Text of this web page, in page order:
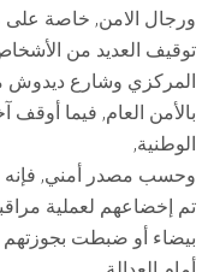
ورجال الامن, خاصة
توقيف العديد من
المركزي وشارع ديدوش
بالأمن العام, فيما
الوطنية,
وحسب مصدر أمني, فإنه
تم إخضاعهم لعملية
بيضاء أو ضبطت